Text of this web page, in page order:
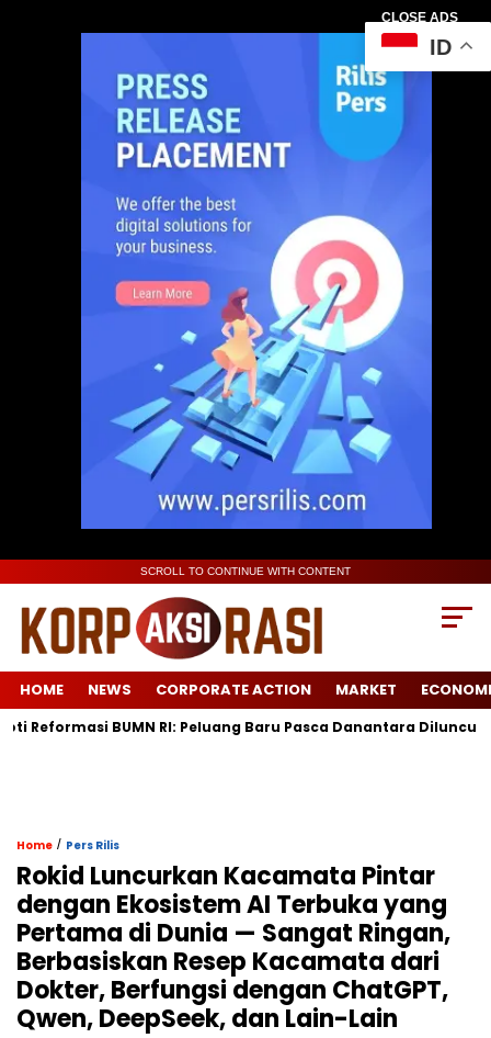
CLOSE ADS
SCROLL TO CONTINUE WITH CONTENT
HOME NEWS CORPORATE ACTION MARKET
BUMN RI: Peluang Baru Pasca Danantara Diluncurkan
Home / Pers Rilis
Rokid Luncurkan Kacamata Pintar
dengan Ekosistem AI Terbuka yang
Pertama di Dunia — Sangat Ringan,
Berbasiskan Resep Kacamata dari
Dokter, Berfungsi dengan ChatGPT,
Qwen, DeepSeek, dan Lain-Lain
ID